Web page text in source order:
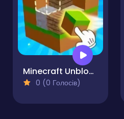
Minecraft Unblocked Online
0 (0 Голосів)